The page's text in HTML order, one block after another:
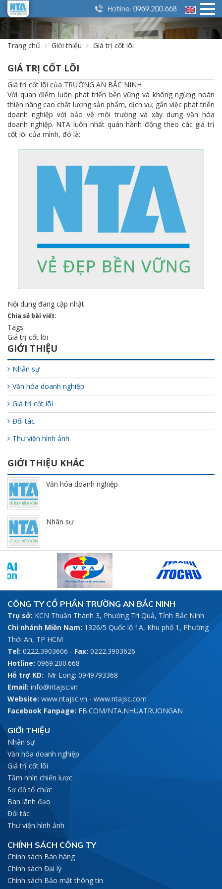
Hotline: 0969.200.668
Trang chủ Giới thiệu Giá trị cốt lõi
GIÁ TRỊ CỐT LÕI
Giá trị cốt lõi của TRƯỜNG AN BẮC NINH
Với quan điểm luôn phát triển bền vững và không ngừng hoàn
thiện nâng cao chất lượng sản phẩm, dịch vụ; gắn việc phát triển
doanh nghiệp với bảo vệ môi trường và xây dựng văn hóa
doanh nghiệp. NTA luôn nhất quán hành động theo các giá trị
cốt lõi của mình, đó là:
Nội dung đang cập nhật
Chia sẻ bài viết:
Tags:
Giá trị cốt lõi
GIỚI THIỆU
Nhân sự
Văn hóa doanh nghiệp
Giá trị cốt lõi
Đối tác
Thư viện hình ảnh
GIỚI THIỆU KHÁC
Văn hóa doanh nghiệp
Nhân sự
CÔNG TY CỔ PHẦN TRƯỜNG AN BẮC NINH
Trụ sở: KCN Thuận Thành 3, Phường Trí Quả, Tỉnh Bắc Ninh
Chi nhánh Miền Nam: 1326/5 Quốc lộ 1A, Khu phố 1, Phường
Thới An, TP HCM
Tel: 0222.3903606 - Fax: 0222.3903626
Hotline: 0969.200.668
Hỗ trợ KD: Mr Long: 0949793368
Email: info@ntajsc.vn
Website: www.ntajsc.vn - www.ntajsc.com
Facebook Fanpage: FB.COM/NTA.NHUATRUONGAN
GIỚI THIỆU
Nhân sự
Văn hóa doanh nghiệp
Giá trị cốt lõi
Tầm nhìn chiến lược
Sơ đồ tổ chức
Ban lãnh đạo
Đối tác
Thư viện hình ảnh
CHÍNH SÁCH CÔNG TY
Chính sách Bán hàng
Chính sách Đại lý
Chính sách Bảo mật thông tin